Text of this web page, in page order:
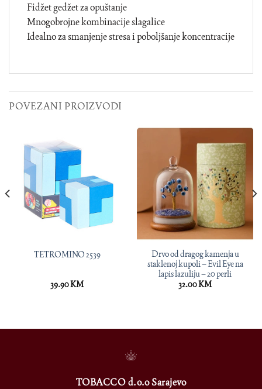
Fidžet gedžet za opuštanje
Mnogobrojne kombinacije slagalice
Idealno za smanjenje stresa i poboljšanje koncentracije
POVEZANI PROIZVODI
TETROMINO 2539
39.90KM
Drvo od dragog kamenja u
staklenoj kupoli – Evil Eye na
lapis lazuliju – 20 perli
32.00KM
TOBACCO d.o.o Sarajevo